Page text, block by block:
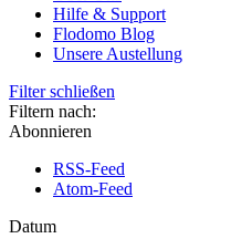
Hilfe & Support
Flodomo Blog
Unsere Austellung
Filter schließen
Filtern nach:
Abonnieren
RSS-Feed
Atom-Feed
Datum